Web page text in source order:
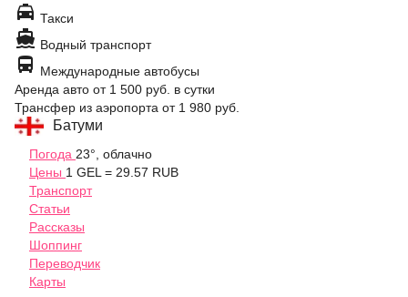
 Такси
 Водный транспорт
 Международные автобусы
Аренда авто от 1 500 руб. в сутки
Трансфер из аэропорта от 1 980 руб.
Батуми
Погода 23°, облачно
Цены 1 GEL = 29.57 RUB
Транспорт
Статьи
Рассказы
Шоппинг
Переводчик
Карты